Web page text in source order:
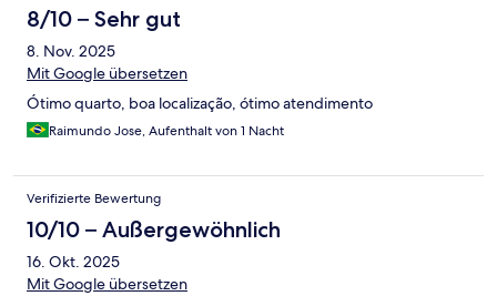
8/10 – Sehr gut
8. Nov. 2025
Mit Google übersetzen
Ótimo quarto, boa localização, ótimo atendimento
Raimundo Jose, Aufenthalt von 1 Nacht
Verifizierte Bewertung
10/10 – Außergewöhnlich
16. Okt. 2025
Mit Google übersetzen